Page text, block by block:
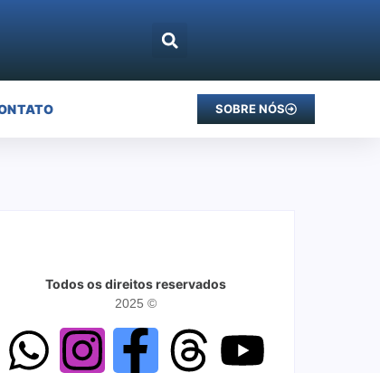
SOBRE NÓS
Todos os direitos reservados
2025 ©